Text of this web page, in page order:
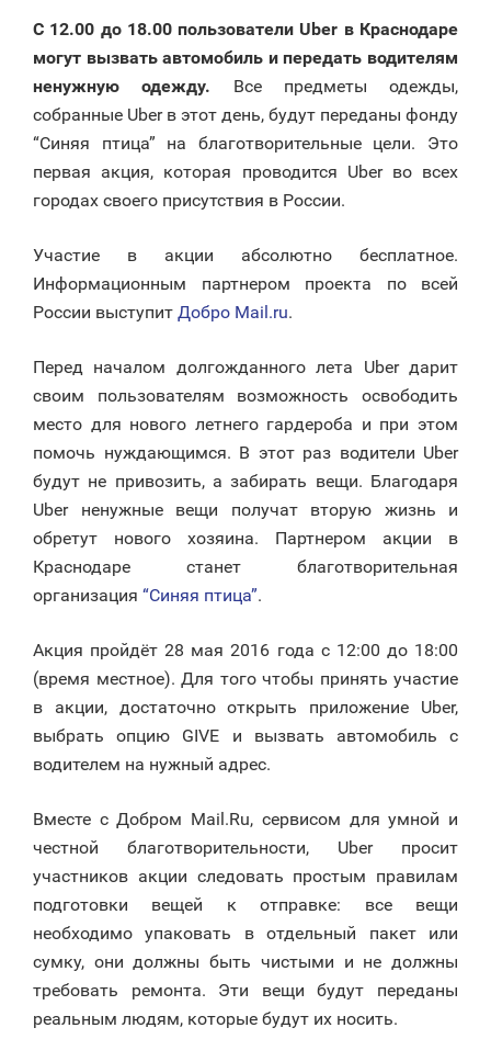
C 12.00 до 18.00 пользователи Uber в Краснодаре
могут вызвать автомобиль и передать водителям
ненужную одежду. Все предметы одежды,
собранные Uber в этот день, будут переданы фонду
“Синяя птица” на благотворительные цели. Это
первая акция, которая проводится Uber во всех
городах своего присутствия в России.
Участие в акции абсолютно бесплатное.
Информационным партнером проекта по всей
России выступит Добро Mail.ru.
Перед началом долгожданного лета Uber дарит
своим пользователям возможность освободить
место для нового летнего гардероба и при этом
помочь нуждающимся. В этот раз водители Uber
будут не привозить, а забирать вещи. Благодаря
Uber ненужные вещи получат вторую жизнь и
обретут нового хозяина. Партнером акции в
Краснодаре станет благотворительная
организация “Синяя птица”.
Акция пройдёт 28 мая 2016 года с 12:00 до 18:00
(время местное). Для того чтобы принять участие
в акции, достаточно открыть приложение Uber,
выбрать опцию GIVE и вызвать автомобиль с
водителем на нужный адрес.
Вместе с Добром Mail.Ru, сервисом для умной и
честной благотворительности, Uber просит
участников акции следовать простым правилам
подготовки вещей к отправке: все вещи
необходимо упаковать в отдельный пакет или
сумку, они должны быть чистыми и не должны
требовать ремонта. Эти вещи будут переданы
реальным людям, которые будут их носить.